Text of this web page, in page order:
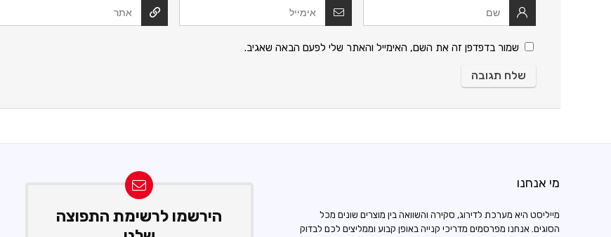
שמור בדפדפן זה את השם, האימייל והאתר שלי לפעם הבאה שאגיב.
מי אנחנו
מייליסט היא מערכת לדירוג, סקירה והשוואה בין מוצרים שונים מכל
הסוגים. אנחנו מפרסמים מדריכי קנייה באופן קבוע וממליצים לכם לבדוק
הירשמו לרשימת התפוצה